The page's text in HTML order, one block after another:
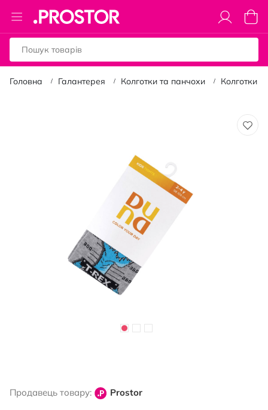
Toggle
Nav
Кошик
Головна Галантерея Колготки та панчохи Колготки
початку
Продавець товару: Prostor